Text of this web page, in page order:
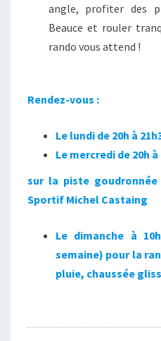
angle, profiter des
Beauce et rouler
rando vous attend !
Rendez-vous :
Le lundi de 20h à
Le mercredi de 20h à
sur la piste goudronnée
Sportif Michel Castaing
Le dimanche à
semaine) pour la
pluie, chaussée